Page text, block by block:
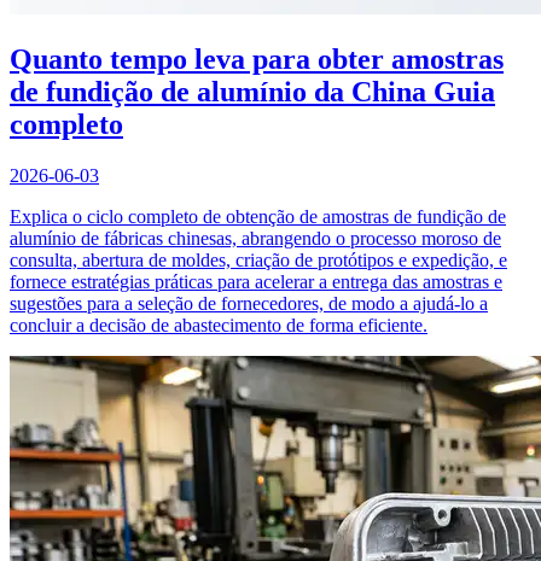
Quanto tempo leva para obter amostras
de fundição de alumínio da China Guia
completo
2026-06-03
Explica o ciclo completo de obtenção de amostras de fundição de
alumínio de fábricas chinesas, abrangendo o processo moroso de
consulta, abertura de moldes, criação de protótipos e expedição, e
fornece estratégias práticas para acelerar a entrega das amostras e
sugestões para a seleção de fornecedores, de modo a ajudá-lo a
concluir a decisão de abastecimento de forma eficiente.